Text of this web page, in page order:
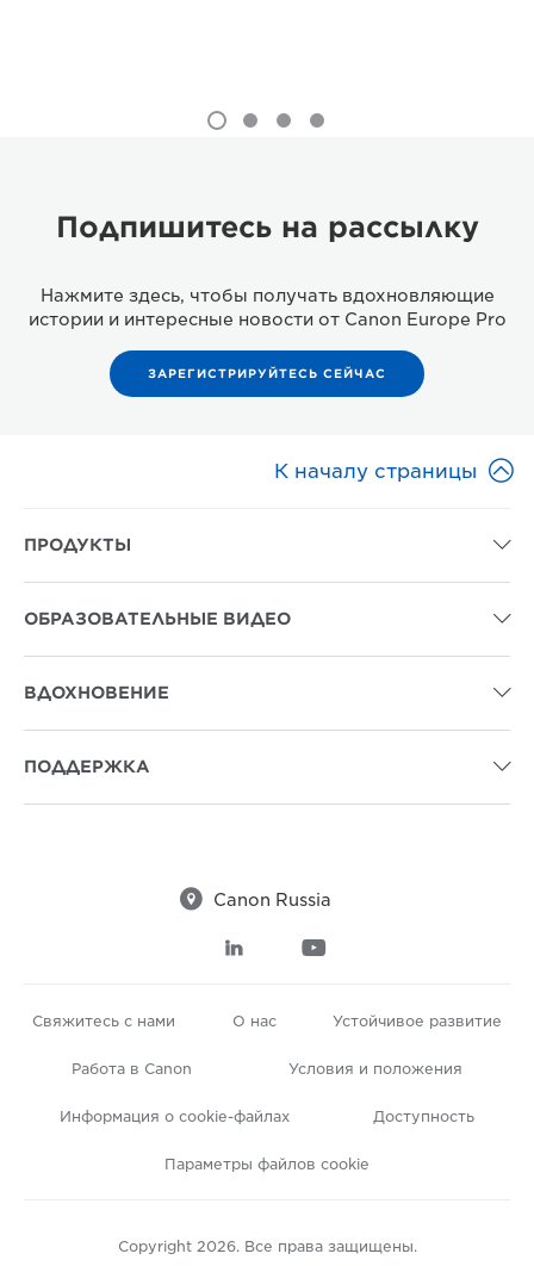
Подпишитесь на рассылку
Нажмите здесь, чтобы получать вдохновляющие
истории и интересные новости от Canon Europe Pro
ЗАРЕГИСТРИРУЙТЕСЬ СЕЙЧАС
К началу страницы 
ПРОДУКТЫ 
ОБРАЗОВАТЕЛЬНЫЕ ВИДЕО 
ВДОХНОВЕНИЕ 
ПОДДЕРЖКА 
 Canon Russia
 
Свяжитесь с нами О нас Устойчивое развитие
Работа в Canon Условия и положения
Информация о cookie-файлах Доступность
Параметры файлов cookie
Copyright 2026. Все права защищены.